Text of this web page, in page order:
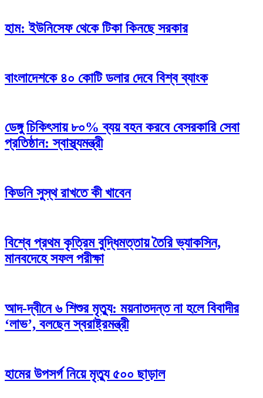
হাম: ইউনিসেফ থেকে টিকা কিনছে সরকার
বাংলাদেশকে ৪০ কোটি ডলার দেবে বিশ্ব ব্যাংক
ডেঙ্গু চিকিৎসায় ৮০% ব্যয় বহন করবে বেসরকারি সেবা
প্রতিষ্ঠান: স্বাস্থ্যমন্ত্রী
কিডনি সুস্থ রাখতে কী খাবেন
বিশ্বে প্রথম কৃত্রিম বুদ্ধিমত্তায় তৈরি ভ্যাকসিন,
মানবদেহে সফল পরীক্ষা
আদ-দ্বীনে ৬ শিশুর মৃত্যু: ময়নাতদন্ত না হলে বিবাদীর
‘লাভ’, বলছেন স্বরাষ্ট্রমন্ত্রী
হামের উপসর্গ নিয়ে মৃত্যু ৫০০ ছাড়াল